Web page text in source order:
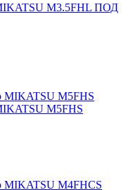
M3.5FHL ПОД
M5FHS